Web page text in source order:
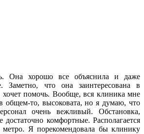
Она хорошо все объяснила и даже
Заметно, что она заинтересована в
хочет помочь. Вообще, вся клиника мне
общем-то, высоковата, но я думаю, что
очень вежливый. Обстановка,
достаточно комфортные. Располагается
метро. Я порекомендовала бы клинику